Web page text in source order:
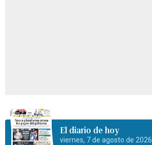
El diario de hoy
viernes, 7 de agosto de 2026